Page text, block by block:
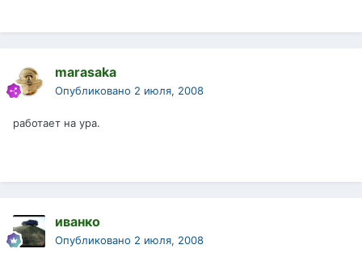
marasaka
Опубликовано 2 июля, 2008
работает на ура.
иванко
Опубликовано 2 июля, 2008